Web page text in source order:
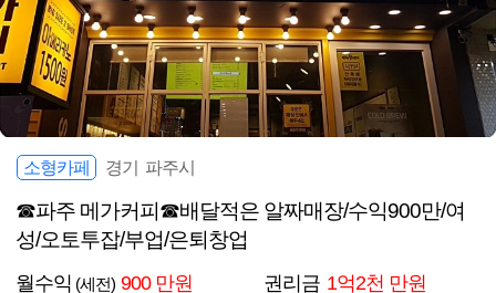
소형카페 경기 파주시
☎파주 메가커피☎배달적은 알짜매장/수익900만/여
성/오토투잡/부업/은퇴창업
월수익 (세전) 900 만원 권리금 1억2천 만원